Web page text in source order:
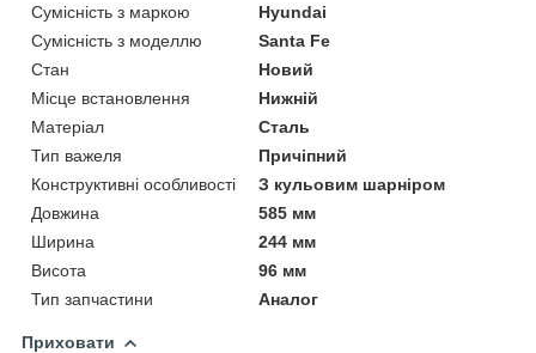
Сумісність з маркою
Hyundai
Сумісність з моделлю
Santa Fe
Стан
Новий
Місце встановлення
Нижній
Матеріал
Сталь
Тип важеля
Причіпний
Конструктивні особливості
З кульовим шарніром
Довжина
585 мм
Ширина
244 мм
Висота
96 мм
Тип запчастини
Аналог
Приховати